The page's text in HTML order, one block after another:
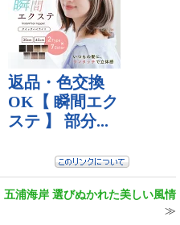
五浦海岸 選びぬかれた美しい風情
≫